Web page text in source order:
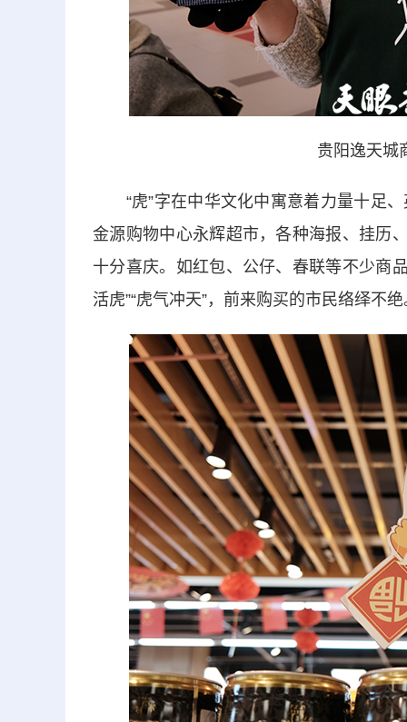
贵阳逸天城
“虎”字在中华文化中寓意着力量十足、
金源购物中心永辉超市，各种海报、挂历
十分喜庆。如红包、公仔、春联等不少商
活虎”“虎气冲天”，前来购买的市民络绎不